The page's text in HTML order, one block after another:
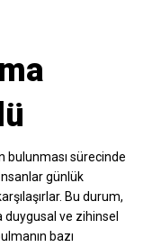
bulunması sürecinde
günlük
Bu durum,
duygusal ve zihinsel
bazı